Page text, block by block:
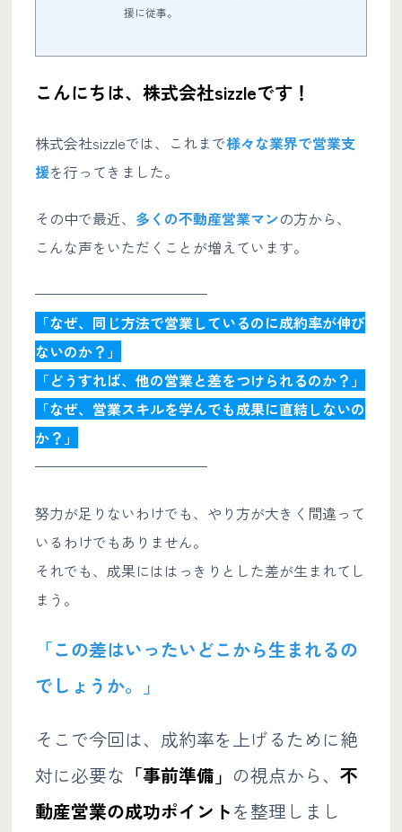
援に従事。
こんにちは、株式会社sizzleです！
株式会社sizzleでは、これまで様々な業界で営業支
援を行ってきました。
その中で最近、 多くの不動産営業マンの方から、
こんな声をいただくことが増えています。
————————————
「なぜ、同じ方法で営業しているのに成約率が伸び
ないのか？」
「どうすれば、他の営業と差をつけられるのか？」
「なぜ、営業スキルを学んでも成果に直結しないの
か？」
————————————
努力が足りないわけでも、やり方が大きく間違って
いるわけでもありません。
それでも、成果にははっきりとした差が生まれてし
まう。
「この差はいったいどこから生まれるの
でしょうか。」
そこで今回は、成約率を上げるために絶
対に必要な 「事前準備」 の視点から、 不
動産営業の成功ポイントを整理しまし